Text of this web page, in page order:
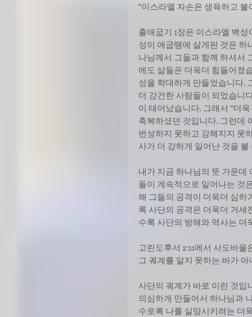
“이스라엘 자손은 생육하고 불
출애굽기 1장은 이스라엘 백
성이 애굽땡에 살게된 것은
나님께서 그들과 함께 하셔서
에도 삶들은 더욱더 힘들어졌
성을 학대하게 만들었습니다.
더 강건한 사람들이 되었습니
이 태어났습니다. 그래서 “더
축복하셨던 것입니다. 그런데
번성하지 못하고 강해지지 못
사가 더 강하게 일어난 것을 볼
내가 지금 하나님의 뜻 가운데
들이 계속적으로 일어나는 것
해 그들의 공격이 더욱더 심하
록 사단의 공격은 더욱더 거세
수록 사단의 방해와 역사는 더
고린도후서 2:11에서 사도바
그 궤계를 알지 못하는 바가 아
사단의 궤계가 바로 이런 것입
의심하게 만들어서 하나님과
수로록 나를 실망시키려는 더